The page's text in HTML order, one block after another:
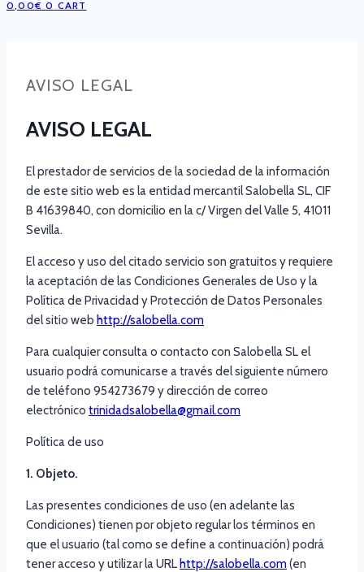
0,00€ 0 CART
AVISO LEGAL
AVISO LEGAL
El prestador de servicios de la sociedad de la información
de este sitio web es la entidad mercantil Salobella SL, CIF
B 41639840, con domicilio en la c/ Virgen del Valle 5, 41011
Sevilla.
El acceso y uso del citado servicio son gratuitos y requiere
la aceptación de las Condiciones Generales de Uso y la
Política de Privacidad y Protección de Datos Personales
del sitio web http://salobella.com
Para cualquier consulta o contacto con Salobella SL el
usuario podrá comunicarse a través del siguiente número
de teléfono 954273679 y dirección de correo
electrónico trinidadsalobella@gmail.com
Política de uso
1. Objeto.
Las presentes condiciones de uso (en adelante las
Condiciones) tienen por objeto regular los términos en
que el usuario (tal como se define a continuación) podrá
tener acceso y utilizar la URL http://salobella.com(en